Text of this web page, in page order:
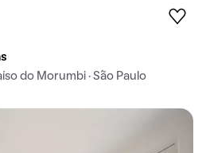
do Morumbi · São Paulo